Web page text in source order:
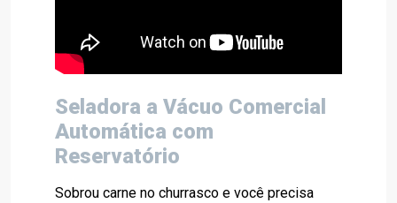
Seladora a Vácuo Comercial
Automática com
Reservatório
Sobrou carne no churrasco e você precisa